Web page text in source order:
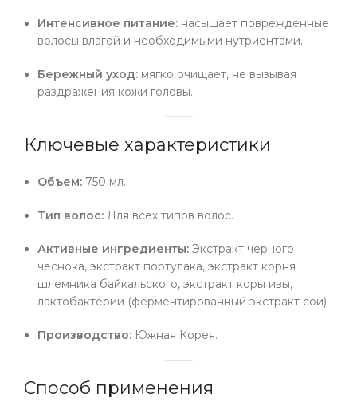
Интенсивное питание: насыщает поврежденные
волосы влагой и необходимыми нутриентами.
Бережный уход: мягко очищает, не вызывая
раздражения кожи головы.
Ключевые характеристики
Объем: 750 мл.
Тип волос: Для всех типов волос.
Активные ингредиенты: Экстракт черного
чеснока, экстракт портулака, экстракт корня
шлемника байкальского, экстракт коры ивы,
лактобактерии (ферментированный экстракт сои).
Производство: Южная Корея.
Способ применения